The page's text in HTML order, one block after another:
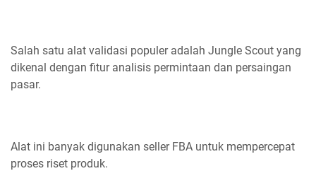
Salah satu alat validasi populer adalah Jungle Scout yang
dikenal dengan fitur analisis permintaan dan persaingan
pasar.
Alat ini banyak digunakan seller FBA untuk mempercepat
proses riset produk.